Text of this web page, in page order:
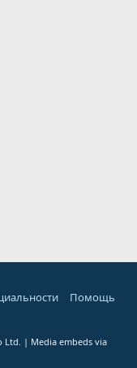
Помощь
Ltd. | Media embeds via